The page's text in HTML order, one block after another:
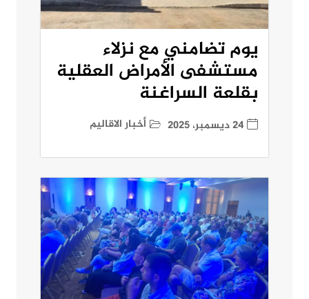
يوم تضامني مع نزلاء
مستشفى الأمراض العقلية
بقلعة السراغنة
24 ديسمبر، 2025 أخبار الاقاليم